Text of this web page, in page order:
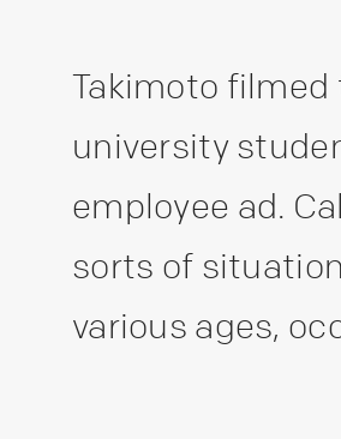
Takimoto filmed
university
employee ad.
sorts of
various ages,